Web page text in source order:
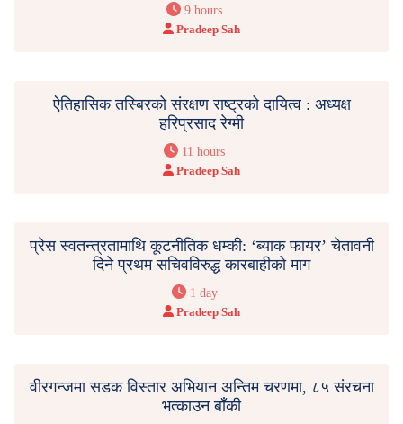
9 hours
Pradeep Sah
ऐतिहासिक तस्बिरको संरक्षण राष्ट्रको दायित्व : अध्यक्ष
हरिप्रसाद रेग्मी
11 hours
Pradeep Sah
प्रेस स्वतन्त्रतामाथि कूटनीतिक धम्की: ‘ब्याक फायर’ चेतावनी
दिने प्रथम सचिवविरुद्ध कारबाहीको माग
1 day
Pradeep Sah
वीरगन्जमा सडक विस्तार अभियान अन्तिम चरणमा, ८५ संरचना
भत्काउन बाँकी